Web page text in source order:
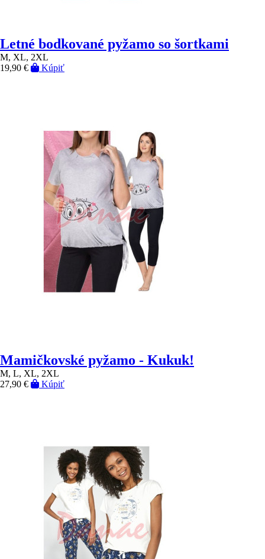
Letné bodkované pyžamo so šortkami
M, XL, 2XL
19,90 €
Kúpiť
Mamičkovské pyžamo - Kukuk!
M, L, XL, 2XL
27,90 €
Kúpiť